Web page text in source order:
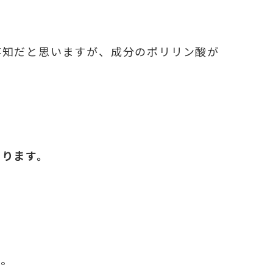
だと思いますが、成分のポリリン酸が
ます。